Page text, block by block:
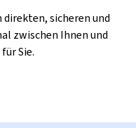
sicheren und
zwischen Ihnen und
Sie.